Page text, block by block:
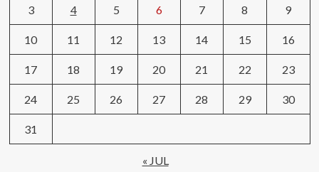
3 4 5 6 7 8 9
10 11 12 13 14 15 16
17 18 19 20 21 22 23
24 25 26 27 28 29 30
31
« JUL